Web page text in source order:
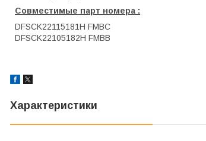
Совместимые парт номера :
DFSCK22115181H FMBC
DFSCK22105182H FMBB
Характеристики